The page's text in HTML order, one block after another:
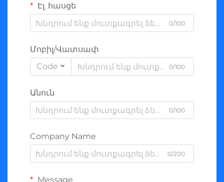
Էլ. հասցե
0/100
Մոբիլ/Վատսափ
Code
0/100
Անուն
0/100
Company Name
0/200
Message